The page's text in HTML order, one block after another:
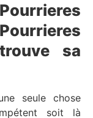
sa
seule chose
soit là